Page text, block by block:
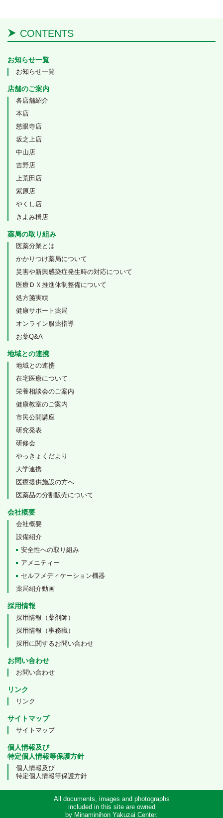
CONTENTS
お知らせ一覧
お知らせ一覧
店舗のご案内
各店舗紹介
本店
慈眼寺店
坂之上店
中山店
吉野店
上荒田店
紫原店
やくし店
きよみ橋店
薬局の取り組み
医薬分業とは
かかりつけ薬局について
災害や新興感染症発生時の対応について
医療ＤＸ推進体制整備について
処方箋実績
健康サポート薬局
オンライン服薬指導
お薬Q&A
地域との連携
地域との連携
在宅医療について
栄養相談会のご案内
健康教室のご案内
市民公開講座
研究発表
研修会
やっきょくだより
大学連携
医療提供施設の方へ
医薬品の分割販売について
会社概要
会社概要
設備紹介
安全性への取り組み
アメニティー
セルフメディケーション機器
薬局紹介動画
採用情報
採用情報（薬剤師）
採用情報（事務職）
採用に関するお問い合わせ
お問い合わせ
お問い合わせ
リンク
リンク
サイトマップ
サイトマップ
個人情報及び
特定個人情報等保護方針
個人情報及び
特定個人情報等保護方針
All documents, images and photographs
included in this site are owned
by Minaminihon Yakuzai Center.